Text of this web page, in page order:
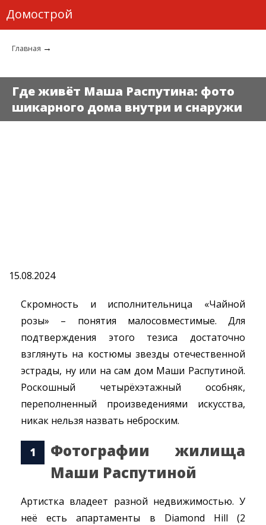
Домострой
Главная →
Где живёт Маша Распутина: фото
шикарного дома внутри и снаружи
15.08.2024
Скромность и исполнительница «Чайной
розы» – понятия малосовместимые. Для
подтверждения этого тезиса достаточно
взглянуть на костюмы звезды отечественной
эстрады, ну или на сам дом Маши Распутиной.
Роскошный четырёхэтажный особняк,
переполненный произведениями искусства,
никак нельзя назвать неброским.
Фотографии жилища
Маши Распутиной
Артистка владеет разной недвижимостью. У
неё есть апартаменты в Diamond Hill (2